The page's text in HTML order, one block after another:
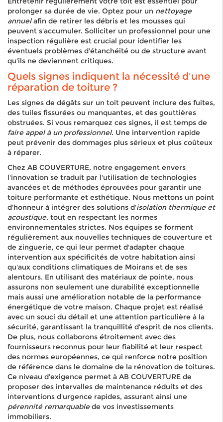
prolonger sa durée de vie. Optez pour un nettoyage
annuelafin de retirer les débris et les mousses qui
peuvent s'accumuler. Solliciter un professionnel pour une
inspection régulière est crucial pour identifier les
éventuels problèmes d'étanchéité ou de structure avant
qu'ils ne deviennent critiques.
Quels signes indiquent la nécessité d'une
réparation de toiture ?
Les signes de dégâts sur un toit peuvent inclure des fuites,
des tuiles fissurées ou manquantes, et des gouttières
obstruées. Si vous remarquez ces signes, il est temps de
faire appel à un professionnel. Une intervention rapide
peut prévenir des dommages plus sérieux et plus coûteux
à réparer.
Chez AB COUVERTURE, notre engagement envers
l'innovation se traduit par l'utilisation de technologies
avancées et de méthodes éprouvées pour garantir une
toiture performante et esthétique. Nous mettons un point
d'honneur à intégrer des solutions d'isolation thermique et
acoustique, tout en respectant les normes
environnementales strictes. Nos équipes se forment
régulièrement aux nouvelles techniques de couverture et
de zinguerie, ce qui leur permet d'adapter chaque
intervention aux spécificités de votre habitation ainsi
qu'aux conditions climatiques de Moirans et de ses
alentours. En utilisant des matériaux de pointe, nous
assurons non seulement une durabilité exceptionnelle
mais aussi une amélioration notable de la performance
énergétique de votre maison. Chaque projet est réalisé
avec un souci du détail et une attention particulière à la
sécurité, garantissant la tranquillité d'esprit de nos clients.
De plus, nous collaborons étroitement avec des
fournisseurs reconnus pour leur fiabilité et leur respect
des normes européennes, ce qui renforce notre position
de référence dans le domaine de la rénovation de toitures.
Ce niveau d'exigence permet à AB COUVERTURE de
proposer des intervalles de maintenance réduits et des
interventions d'urgence rapides, assurant ainsi une
pérennité remarquablede vos investissements
immobiliers.